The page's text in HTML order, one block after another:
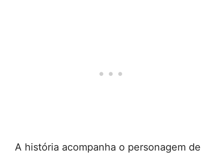
A história acompanha o personagem de